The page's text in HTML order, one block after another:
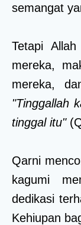
semangat
Tetapi
mereka,
mereka,
"Tinggallah
tinggal itu"
Qarni
kagumi
dedikasi
Kehiupan